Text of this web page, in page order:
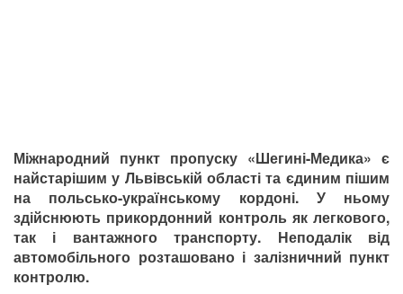
Міжнародний пункт пропуску «Шегині-Медика» є
найстарішим у Львівській області та єдиним пішим
на польсько-українському кордоні. У ньому
здійснюють прикордонний контроль як легкового,
так і вантажного транспорту. Неподалік від
автомобільного розташовано і залізничний пункт
контролю.